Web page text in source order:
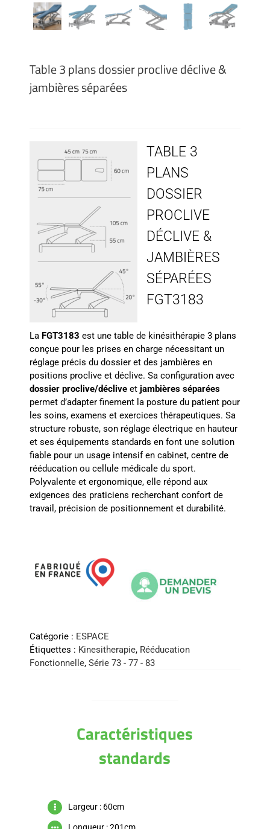
Table 3 plans dossier proclive déclive &
jambières séparées
TABLE 3
PLANS
DOSSIER
PROCLIVE
DÉCLIVE &
JAMBIÈRES
SÉPARÉES
FGT3183
La FGT3183 est une table de kinésithérapie 3 plans
conçue pour les prises en charge nécessitant un
réglage précis du dossier et des jambières en
positions proclive et déclive. Sa configuration avec
dossier proclive/déclive etjambières séparées
permet d’adapter finement la posture du patient pour
les soins, examens et exercices thérapeutiques. Sa
structure robuste, son réglage électrique en hauteur
et ses équipements standards en font une solution
fiable pour un usage intensif en cabinet, centre de
rééducation ou cellule médicale du sport.
Polyvalente et ergonomique, elle répond aux
exigences des praticiens recherchant confort de
travail, précision de positionnement et durabilité.
Catégorie : ESPACE
Étiquettes : Kinesitherapie, Rééducation
Fonctionnelle,Série 73 - 77 - 83
Caractéristiques
standards
Largeur : 60cm